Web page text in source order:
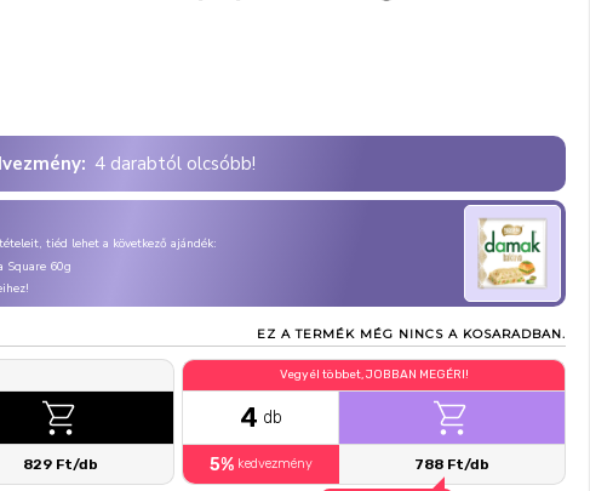
4 darabtól olcsóbb!
tiéd lehet a következő ajándék:
Square 60g
EZ A TERMÉK MÉG NINCS A KOSARADBAN.
829 Ft/db
Vegyél többet, JOBBAN MEGÉRI!
4 db
5% kedvezmény 788 Ft/db